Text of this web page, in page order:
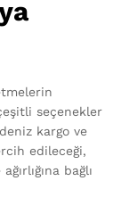
seçenekler
kargo ve
edileceği,
bağlı